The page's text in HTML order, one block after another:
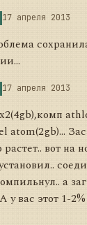
17 апреля 2013
17 апреля 2013
atom(2gb)...
вот на
а
у вас этот 1-